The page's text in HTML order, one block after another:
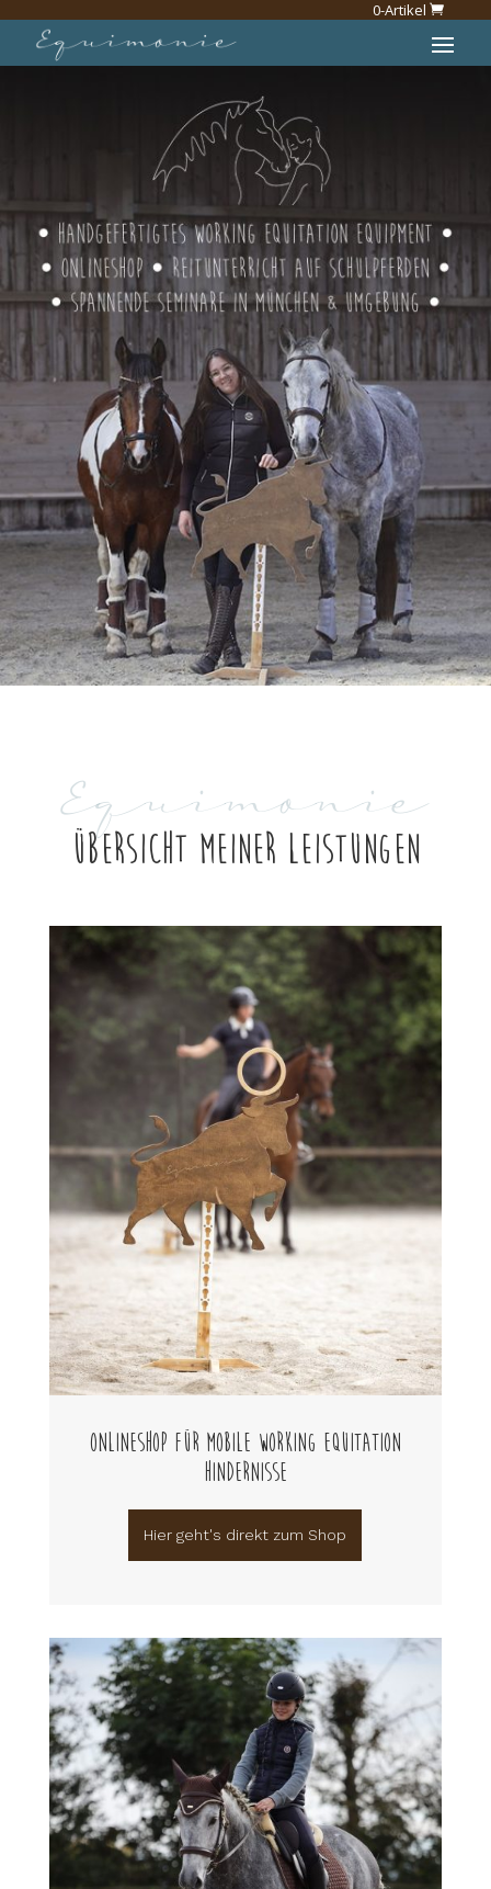
0-Artikel
Equimonie
Übersicht meiner Leistungen
Onlineshop für mobile Working Equitation
Hindernisse
Hier geht's direkt zum Shop